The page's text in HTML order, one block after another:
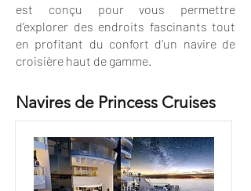
est conçu pour vous permettre
d’explorer des endroits fascinants tout
en profitant du confort d’un navire de
croisière haut de gamme.
Navires de Princess Cruises